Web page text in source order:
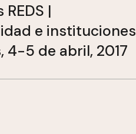
|
e instituciones
4-5 de abril, 2017